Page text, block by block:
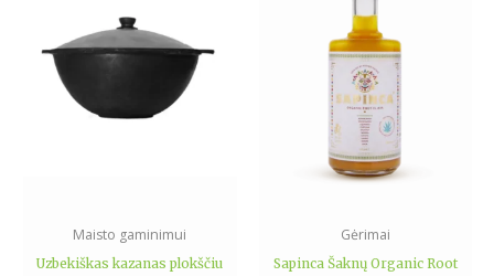
Maisto gaminimui
Uzbekiškas kazanas plokščiu
Gėrimai
Sapinca Šaknų Organic Root